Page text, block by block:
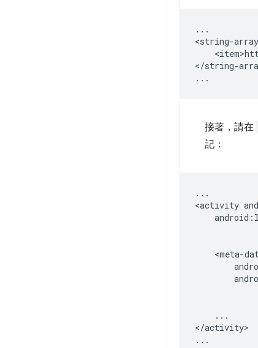
...
<string-array
</string-
接著，請在
記：
...
<activity
...
</activity>